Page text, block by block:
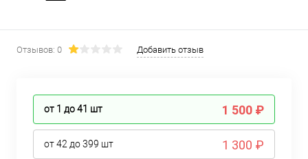
Отзывов: 0 Добавить отзыв
от 1 до 41 шт 1 500 ₽
от 42 до 399 шт 1 300 ₽